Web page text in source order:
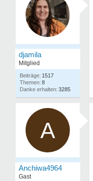
djamila
Mitglied
1517
8
3285
A
Anchiwa4964
Gast